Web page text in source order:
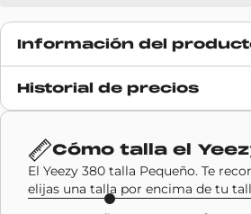
Información del
Fecha de lanzamiento
Precio de venta
Marca Adidas
Historial de precios
Cómo talla el
El Yeezy 380 talla Pequeño. Te
elijas una talla por encima de tu